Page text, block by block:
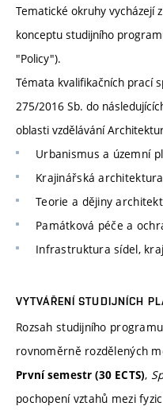
Tematické okruhy vycházejí
konceptu studijního
"Policy").
Témata kvalifikačních prací
275/2016 Sb. do
oblasti vzdělávání
Urbanismus a územní
Krajinářská architektura
Teorie a dějiny
Památková péče a
Infrastruktura sídel,
VYTVÁŘENÍ STUDIJNÍCH
Rozsah studijního
rovnoměrně rozdělených
První semestr (30 ECTS),
pochopení vztahů mezi